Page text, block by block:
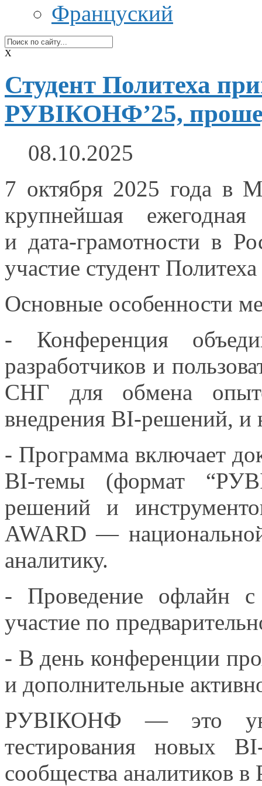
Француский
X
Студент Политеха
РУBIКОНФ’25,
08.10.2025
7 октября 2025 года в
крупнейшая
и дата-грамотности в
участие студент
Основные особенности
- Конференция
разработчиков и
СНГ для обмена
внедрения BI-решений, и
- Программа включает
BI-темы (формат
решенийи
AWARD —
аналитику.
- Проведение офлайн
участие по
- В день конференции
и дополнительные
РУBIКОНФ — это
тестирования новых
сообщества аналитиков в